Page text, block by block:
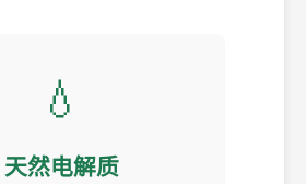
💧
天然电解质